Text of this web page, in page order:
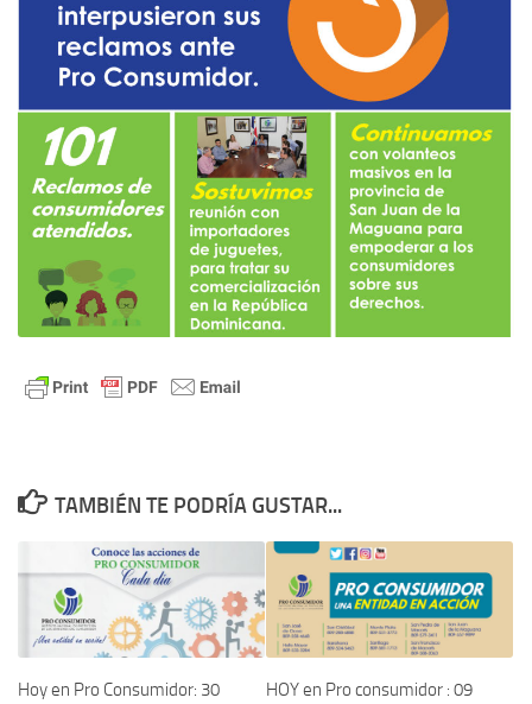
TAMBIÉN TE PODRÍA GUSTAR...
Hoy en Pro Consumidor: 30
HOY en Pro consumidor : 09